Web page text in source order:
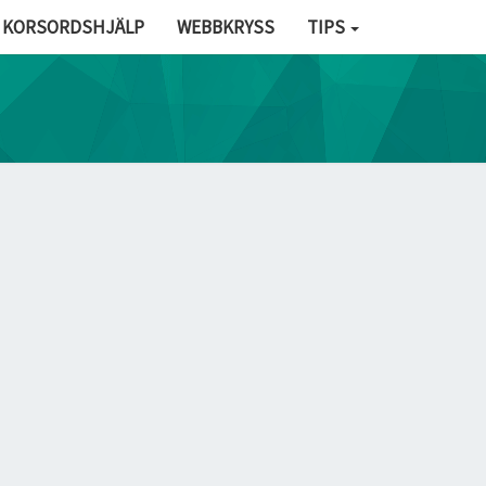
KORSORDSHJÄLP WEBBKRYSS TIPS